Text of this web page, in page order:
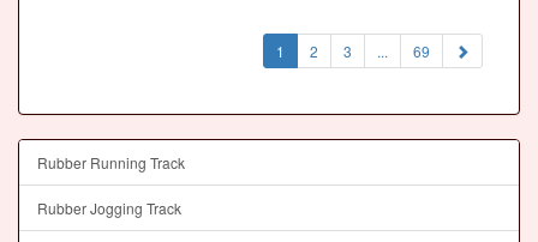
1 (current)
2 3 ... 69
Rubber Running Track
Rubber Jogging Track